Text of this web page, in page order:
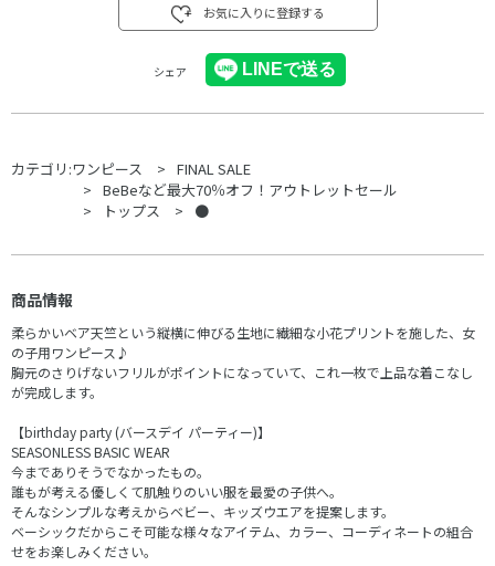
お気に入りに登録する
シェア
カテゴリ:ワンピース
FINAL SALE
BeBeなど最大70％オフ！アウトレットセール
トップス
●
商品情報
柔らかいベア天竺という縦横に伸びる生地に繊細な小花プリントを施した、女
の子用ワンピース♪
胸元のさりげないフリルがポイントになっていて、これ一枚で上品な着こなし
が完成します。
【birthday party (バースデイ パーティー)】
SEASONLESS BASIC WEAR
今までありそうでなかったもの。
誰もが考える優しくて肌触りのいい服を最愛の子供へ。
そんなシンプルな考えからベビー、キッズウエアを提案します。
ベーシックだからこそ可能な様々なアイテム、カラー、コーディネートの組合
せをお楽しみください。